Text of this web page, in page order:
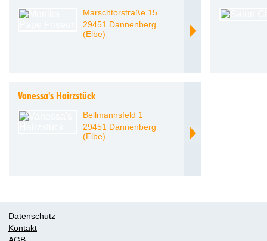
Marschtorstraße 15
29451 Dannenberg
(Elbe)
Vanessa's Hairzstück
Bellmannsfeld 1
29451 Dannenberg
(Elbe)
Datenschutz
Kontakt